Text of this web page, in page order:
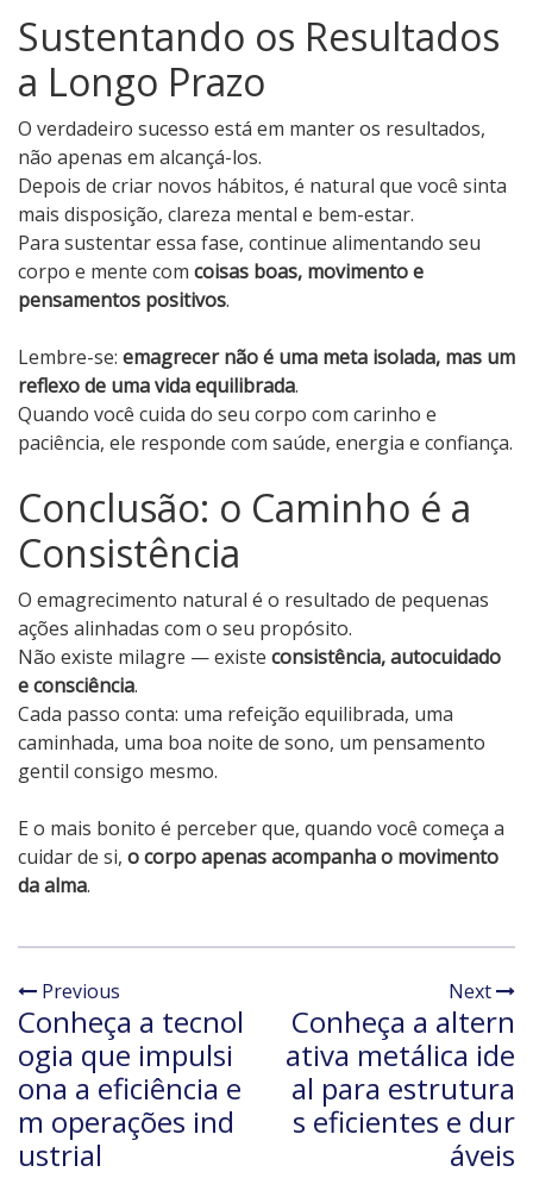
Sustentando os Resultados
a Longo Prazo
O verdadeiro sucesso está em manter os resultados,
não apenas em alcançá-los.
Depois de criar novos hábitos, é natural que você sinta
mais disposição, clareza mental e bem-estar.
Para sustentar essa fase, continue alimentando seu
corpo e mente com coisas boas, movimento e
pensamentos positivos.
Lembre-se: emagrecer não é uma meta isolada, mas um
reflexo de uma vida equilibrada.
Quando você cuida do seu corpo com carinho e
paciência, ele responde com saúde, energia e confiança.
Conclusão: o Caminho é a
Consistência
O emagrecimento natural é o resultado de pequenas
ações alinhadas com o seu propósito.
Não existe milagre — existe consistência, autocuidado
e consciência.
Cada passo conta: uma refeição equilibrada, uma
caminhada, uma boa noite de sono, um pensamento
gentil consigo mesmo.
E o mais bonito é perceber que, quando você começa a
cuidar de si, o corpo apenas acompanha o movimento
da alma.
Previous
Conheça a tecnol
ogia que impulsi
ona a eficiência e
m operações ind
ustrial
Next
Conheça a altern
ativa metálica ide
al para estrutura
s eficientes e dur
áveis